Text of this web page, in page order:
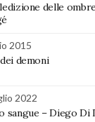
delle
2015
demoni
2022
sangue – Diego Di